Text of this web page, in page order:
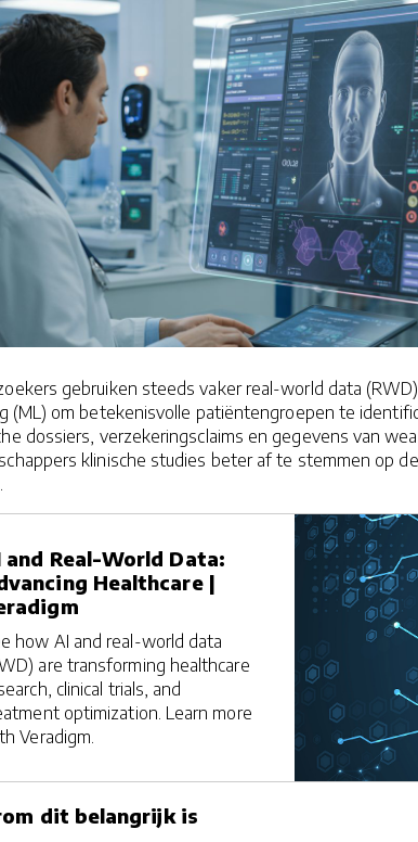
gebruiken steeds vaker real-world data
(ML) om betekenisvolle patiëntengroepen te
dossiers, verzekeringsclaims en gegevens van
klinische studies beter af te stemmen op
and Real-World Data:
Healthcare |
how AI and real-world data
are transforming healthcare
clinical trials, and
optimization. Learn more
Veradigm.
dit belangrijk is